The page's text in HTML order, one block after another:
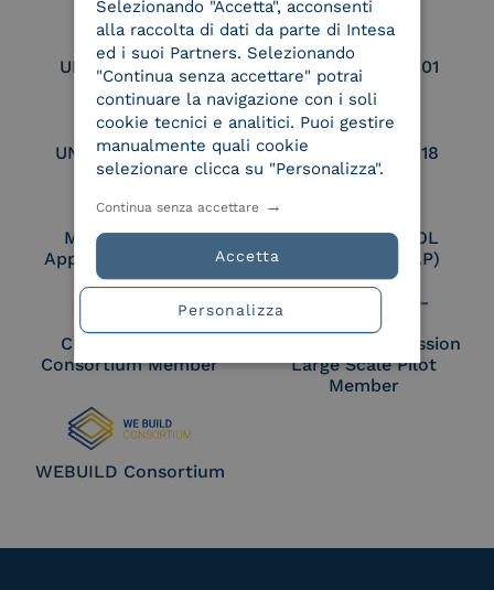
UNI EN ISO 9001 UNI EN ISO 27001
UNI EN ISO 27017 UNI EN ISO 27018
Membro Adobe
Approved Trust List
Certified PEPPOL
Access Point (AP)
Cloud Signature
Consortium Member
European Commission
Large Scale Pilot
Member
WEBUILD Consortium
Selezionando "Accetta", acconsenti
alla raccolta di dati da parte di Intesa
ed i suoi Partners. Selezionando
"Continua senza accettare" potrai
continuare la navigazione con i soli
cookie tecnici e analitici. Puoi gestire
manualmente quali cookie
selezionare clicca su "Personalizza".
Accetta
Continua senza accettare
Personalizza